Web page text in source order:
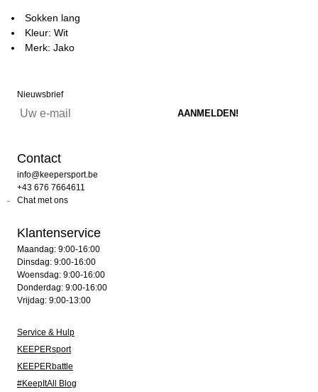
Sokken lang
Kleur: Wit
Merk: Jako
Nieuwsbrief
Contact
info@keepersport.be
+43 676 7664611
Chat met ons
Klantenservice
Maandag: 9:00-16:00
Dinsdag: 9:00-16:00
Woensdag: 9:00-16:00
Donderdag: 9:00-16:00
Vrijdag: 9:00-13:00
Service & Hulp
KEEPERsport
KEEPERbattle
#KeepItAll Blog